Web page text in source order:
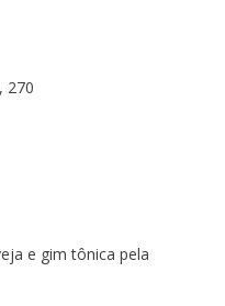
270
e gim tônica pela